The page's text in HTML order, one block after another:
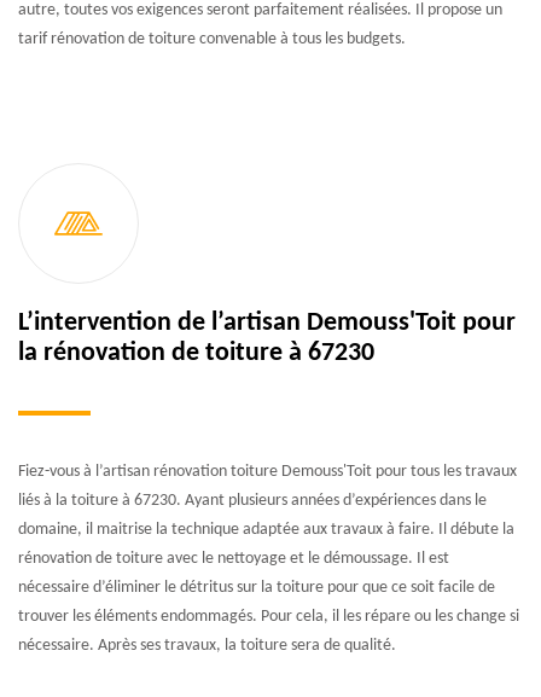
autre, toutes vos exigences seront parfaitement réalisées. Il propose un
tarif rénovation de toiture convenable à tous les budgets.
L’intervention de l’artisan Demouss'Toit pour
la rénovation de toiture à 67230
Fiez-vous à l’artisan rénovation toiture Demouss'Toit pour tous les travaux
liés à la toiture à 67230. Ayant plusieurs années d’expériences dans le
domaine, il maitrise la technique adaptée aux travaux à faire. Il débute la
rénovation de toiture avec le nettoyage et le démoussage. Il est
nécessaire d’éliminer le détritus sur la toiture pour que ce soit facile de
trouver les éléments endommagés. Pour cela, il les répare ou les change si
nécessaire. Après ses travaux, la toiture sera de qualité.